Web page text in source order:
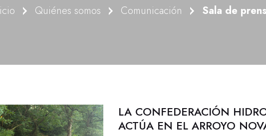
Quiénes somos Comunicación Sala de
LA CONFEDERACIÓN
ACTÚA EN EL ARROYO